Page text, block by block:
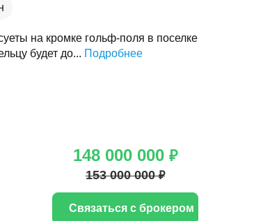
на кромке гольф-поля в поселке
будет до... Подробнее
153 000 000 ₽
148 000 000 ₽
Связаться с брокером